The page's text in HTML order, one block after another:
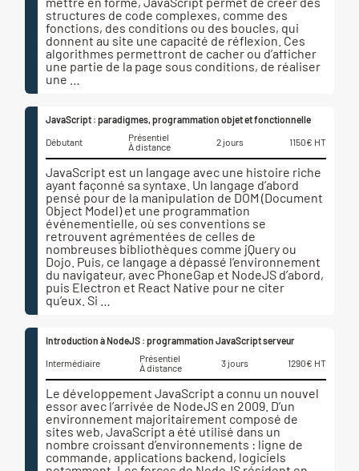
structures de code complexes, comme des
fonctions, des conditions ou des boucles, qui
donnent au site une capacité de réflexion. Ces
algorithmes permettront de cacher ou d’afficher
une partie de la page sous conditions, de réaliser
une …
JavaScript : paradigmes, programmation objet et fonctionnelle
Débutant
Présentiel
À distance
2 jours 1150€ HT
JavaScript est un langage avec une histoire riche
ayant façonné sa syntaxe. Un langage d’abord
pensé pour de la manipulation de DOM (Document
Object Model) et une programmation
événementielle, où ses conventions se
retrouvent agrémentées de celles de
nombreuses bibliothèques comme jQuery ou
Dojo. Puis, ce langage a dépassé l’environnement
du navigateur, avec PhoneGap et NodeJS d’abord,
puis Electron et React Native pour ne citer
qu’eux. Si …
Introduction à NodeJS : programmation JavaScript serveur
Intermédiaire
Présentiel
À distance
3 jours 1290€ HT
Le développement JavaScript a connu un nouvel
essor avec l’arrivée de NodeJS en 2009. D’un
environnement majoritairement composé de
sites web, JavaScript a été utilisé dans un
nombre croissant d’environnements : ligne de
commande, applications backend, logiciels